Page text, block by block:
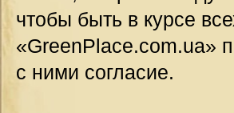
чтобы быть в курсе
«GreenPlace.com.ua»
с ними согласие.